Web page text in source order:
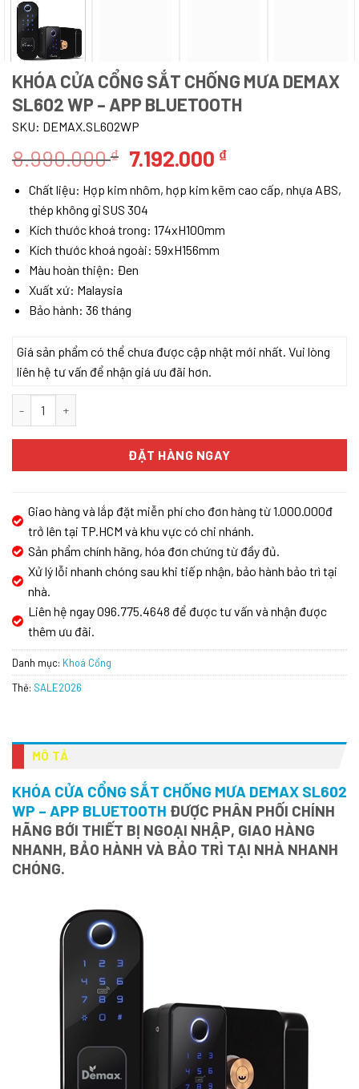
KHÓA CỬA CỔNG SẮT CHỐNG MƯA DEMAX
SL602 WP – APP BLUETOOTH
SKU: DEMAX.SL602WP
8.990.000₫ Giá
là:
8.990.000 ₫.
7.192.000 ₫Giá
tại
Chất liệu: Hợp kim nhôm, hợp kim kẽm cao cấp, nhựa ABS,
thép không gỉ SUS 304
Kích thước khoá trong: 174xH100mm
Kích thước khoá ngoài: 59xH156mm
Màu hoàn thiện: Đen
Xuất xứ: Malaysia
Bảo hành: 36 tháng
Giá sản phẩm có thể chưa được cập nhật mới nhất. Vui lòng
liên hệ tư vấn để nhận giá ưu đãi hơn.
ĐẶT HÀNG NGAY
Giao hàng và lắp đặt miễn phí cho đơn hàng từ 1.000.000đ
trở lên tại TP.HCM và khu vực có chi nhánh.
Sản phẩm chính hãng, hóa đơn chứng từ đầy đủ.
Xử lý lỗi nhanh chóng sau khi tiếp nhận, bảo hành bảo trì tại
nhà.
Liên hệ ngay 096.775.4648 để được tư vấn và nhận được
thêm ưu đãi.
Danh mục: Khoá Cổng
Thẻ: SALE2026
MÔ TẢ
KHÓA CỬA CỔNG SẮT CHỐNG MƯA DEMAX SL602
WP – APP BLUETOOTH ĐƯỢC PHÂN PHỐI CHÍNH
HÃNG BỚI THIẾT BỊ NGOẠI NHẬP, GIAO HÀNG
NHANH, BẢO HÀNH VÀ BẢO TRÌ TẠI NHÀ NHANH
CHÓNG.